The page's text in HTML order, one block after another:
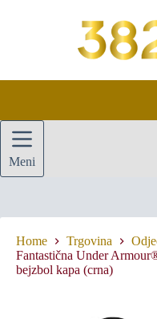
Meni
Home Trgovina
Fantastična Under
bejzbol kapa (crna)